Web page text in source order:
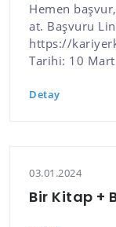
Hemen
at. Başvuru
https://
Tarihi: 10
Detay
03.01.2024
Bir Kitap +